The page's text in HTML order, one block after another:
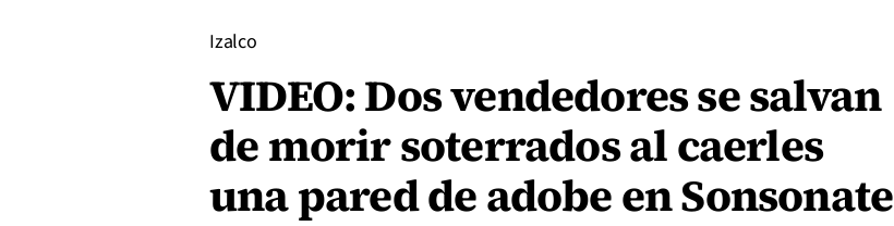
Izalco
VIDEO: Dos vendedores se salvan
de morir soterrados al caerles
una pared de adobe en Sonsonate